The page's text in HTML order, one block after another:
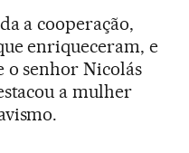
a cooperação,
enriqueceram, e
o senhor Nicolás
a mulher